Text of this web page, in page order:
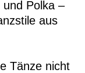
und Polka –
aus
Tänze nicht